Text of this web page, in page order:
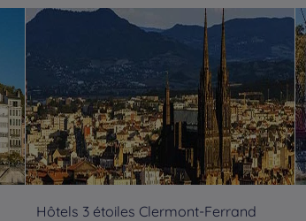
Hôtels 3 étoiles Clermont-Ferrand